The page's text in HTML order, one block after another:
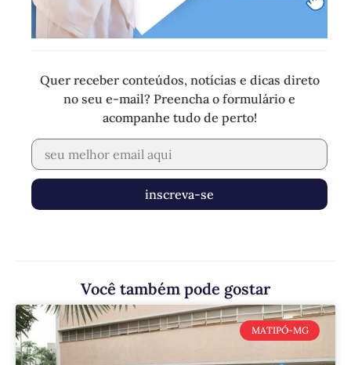
Quer receber conteúdos, notícias e dicas direto
no seu e-mail? Preencha o formulário e
acompanhe tudo de perto!
inscreva-se
Você também pode gostar
MATIPÓ-MG